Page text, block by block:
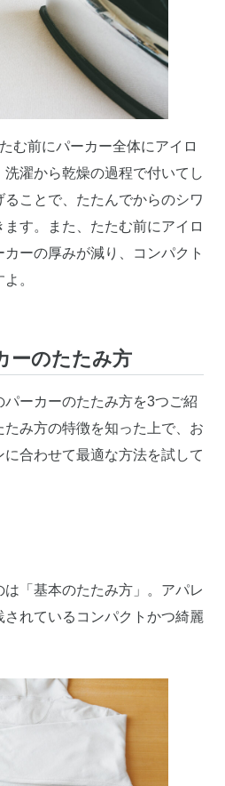
む前にパーカー全体にアイロ
濯から乾燥の過程で付いてし
ることで、たたんでからのシワ
す。また、たたむ前にアイロ
ーの厚みが減り、コンパクト
。
ーのたたみ方
ーカーのたたみ方を3つご紹
み方の特徴を知った上で、お
合わせて最適な方法を試して
は「基本のたたみ方」。アパレ
れているコンパクトかつ綺麗